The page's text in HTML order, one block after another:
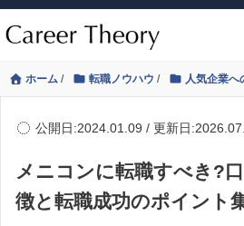
ホーム / 転職ノウハウ / 人気企業へ
公開日:2024.01.09 / 更新日
メニコンに転職すべき?
徴と転職成功のポイント